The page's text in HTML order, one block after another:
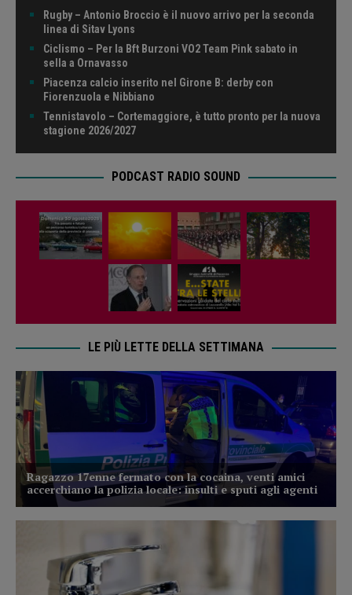
Rugby – Antonio Broccio è il nuovo arrivo per la seconda
linea di Sitav Lyons
Ciclismo – Per la Bft Burzoni VO2 Team Pink sabato in
sella a Ornavasso
Piacenza calcio inserito nel Girone B: derby con
Fiorenzuola e Nibbiano
Tennistavolo – Cortemaggiore, è tutto pronto per la nuova
stagione 2026/2027
PODCAST RADIO SOUND
LE PIÙ LETTE DELLA SETTIMANA